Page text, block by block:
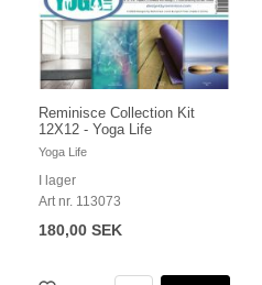
Reminisce Collection Kit
12X12 - Yoga Life
Yoga Life
I lager
Art nr. 113073
180,00 SEK